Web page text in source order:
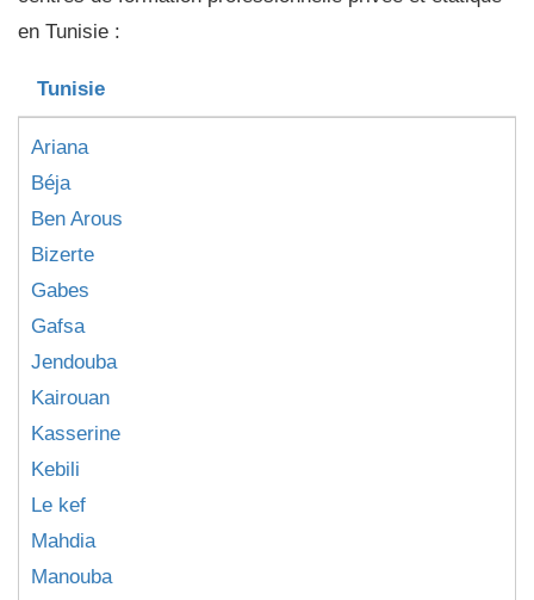
en Tunisie :
Tunisie
Ariana
Béja
Ben Arous
Bizerte
Gabes
Gafsa
Jendouba
Kairouan
Kasserine
Kebili
Le kef
Mahdia
Manouba